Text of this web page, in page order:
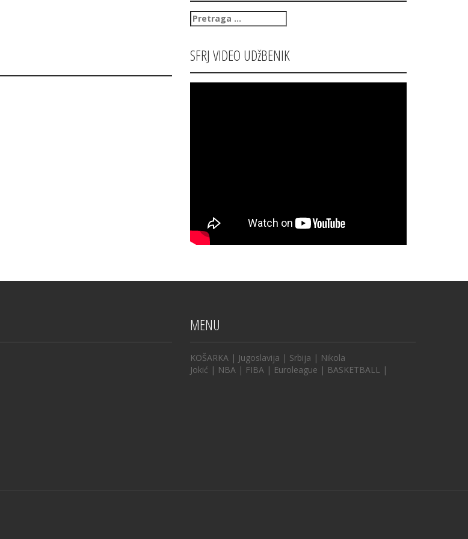
Pretraga
za:
SFRJ VIDEO UDžBENIK
MENU
KOŠARKA | Jugoslavija | Srbija | Nikola
Jokić | NBA | FIBA | Euroleague | BASKETBALL |